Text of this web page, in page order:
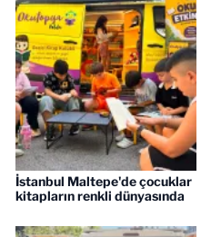
İstanbul Maltepe'de çocuklar
kitapların renkli dünyasında